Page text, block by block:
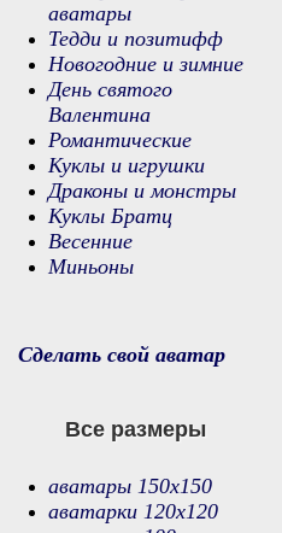
аватары
Тедди и позитифф
Новогодние и зимние
День святого
Валентина
Романтические
Куклы и игрушки
Драконы и монстры
Куклы Братц
Весенние
Миньоны
Сделать свой аватар
Все размеры
аватары 150х150
аватарки 120х120